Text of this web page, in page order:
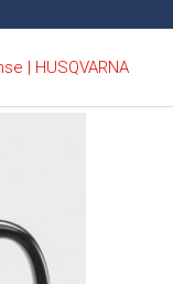
| HUSQVARNA